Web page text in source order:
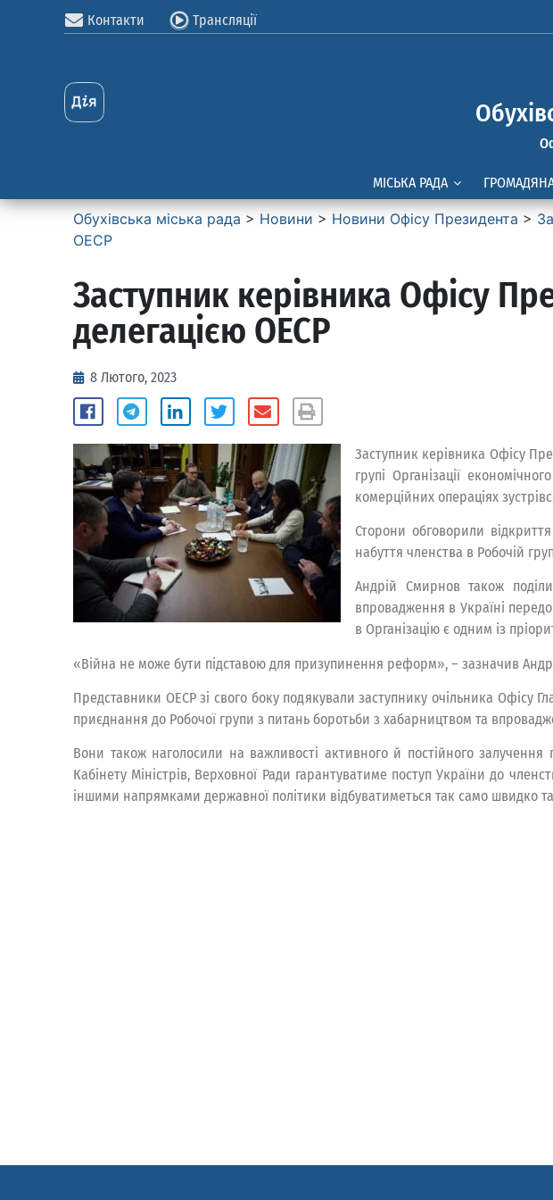
Контакти Трансляції
МІСЬКА РАДА
Обухівська міська рада > Новини > Новини Офісу Президента >
ОЕСР
Заступник керівника Офісу
делегацією ОЕСР
8 Лютого, 2023
Заступник керівника Офісу
групі Організації
комерційних операціях
Сторони обговорили
набуття членства в Робочій
Андрій Смирнов також
впровадження в Україні
в Організацію є одним із
«Війна не може бути підставою для призупинення реформ», – зазначив
Представники ОЕСР зі свого боку подякували заступнику очільника Офісу
приєднання до Робочої групи з питань боротьби з хабарництвом та
Вони також наголосили на важливості активного й постійного
Кабінету Міністрів, Верховної Ради гарантуватиме поступ України до
іншими напрямками державної політики відбуватиметься так само швидко